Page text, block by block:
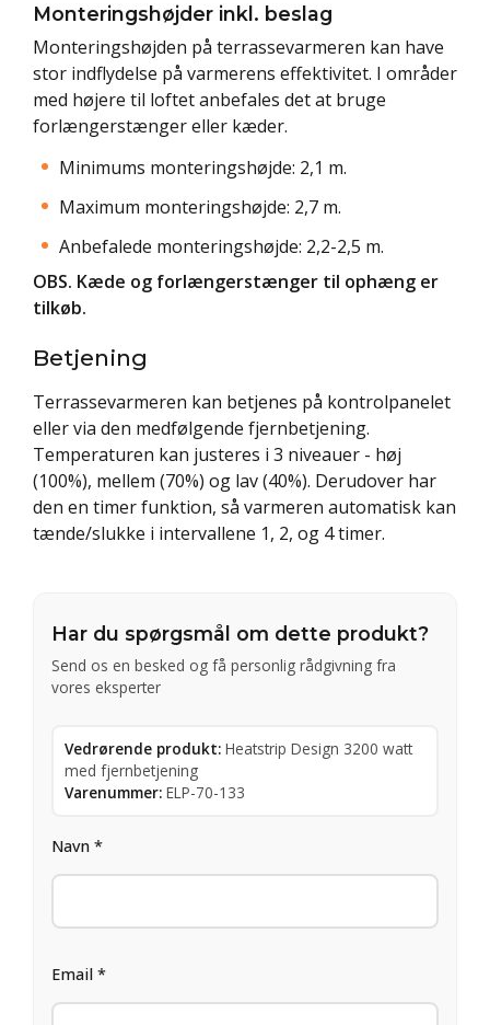
Monteringshøjder inkl. beslag
Monteringshøjden på terrassevarmeren kan have
stor indflydelse på varmerens effektivitet. I områder
med højere til loftet anbefales det at bruge
forlængerstænger eller kæder.
Minimums monteringshøjde: 2,1 m.
Maximum monteringshøjde: 2,7 m.
Anbefalede monteringshøjde: 2,2-2,5 m.
OBS. Kæde og forlængerstænger til ophæng er
tilkøb.
Betjening
Terrassevarmeren kan betjenes på kontrolpanelet
eller via den medfølgende fjernbetjening.
Temperaturen kan justeres i 3 niveauer - høj
(100%), mellem (70%) og lav (40%). Derudover har
den en timer funktion, så varmeren automatisk kan
tænde/slukke i intervallene 1, 2, og 4 timer.
Har du spørgsmål om dette produkt?
Send os en besked og få personlig rådgivning fra
vores eksperter
Vedrørende produkt: Heatstrip Design 3200 watt
med fjernbetjening
Varenummer: ELP-70-133
Navn *
Email *